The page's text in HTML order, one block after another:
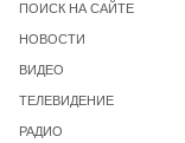
ПОИСК НА САЙТЕ
НОВОСТИ
ВИДЕО
ТЕЛЕВИДЕНИЕ
РАДИО